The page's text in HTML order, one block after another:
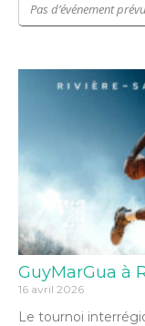
Pas d’événement prévu
GuyMarGua à
16 avril 2026
Le tournoi